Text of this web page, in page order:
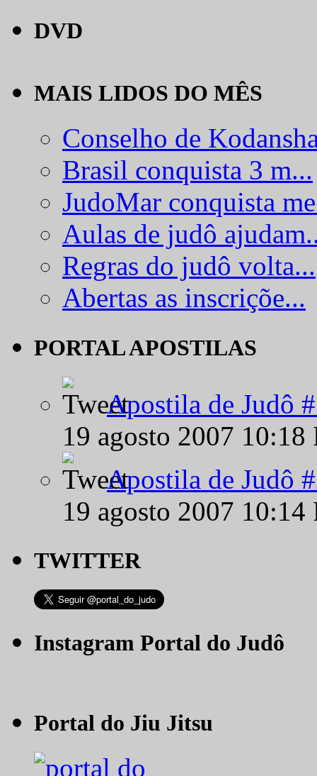
DVD
MAIS LIDOS DO MÊS
Conselho de
Brasil conquista 3 m...
JudoMar conquista
Aulas de judô
Regras do judô volta...
Abertas as inscriçõe...
PORTAL APOSTILAS
Apostila de Judô
19 agosto 2007
Apostila de Judô
19 agosto 2007
TWITTER
Instagram Portal do Judô
Portal do Jiu Jitsu